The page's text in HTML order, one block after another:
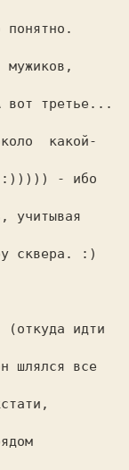
вот третье...
какой-
:))))) - ибо
учитывая
сквера. :)
шлялся все